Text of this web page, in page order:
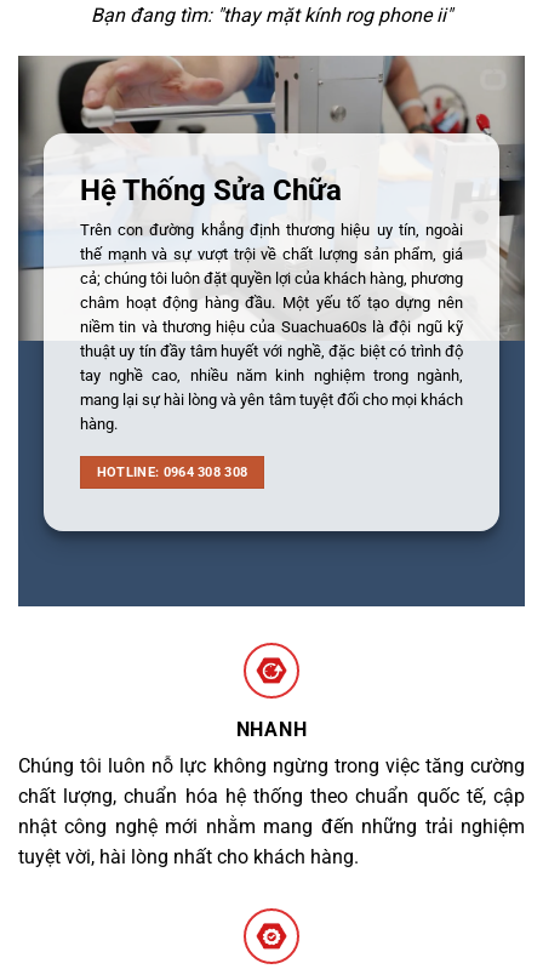
Bạn đang tìm: "thay mặt kính rog phone ii"
Hệ Thống Sửa Chữa
Trên con đường khẳng định thương hiệu uy tín, ngoài
thế mạnh và sự vượt trội về chất lượng sản phẩm, giá
cả; chúng tôi luôn đặt quyền lợi của khách hàng, phương
châm hoạt động hàng đầu. Một yếu tố tạo dựng nên
niềm tin và thương hiệu của Suachua60s là đội ngũ kỹ
thuật uy tín đầy tâm huyết với nghề, đặc biệt có trình độ
tay nghề cao, nhiều năm kinh nghiệm trong ngành,
mang lại sự hài lòng và yên tâm tuyệt đối cho mọi khách
hàng.
HOTLINE: 0964 308 308
NHANH
Chúng tôi luôn nỗ lực không ngừng trong việc tăng cường
chất lượng, chuẩn hóa hệ thống theo chuẩn quốc tế, cập
nhật công nghệ mới nhằm mang đến những trải nghiệm
tuyệt vời, hài lòng nhất cho khách hàng.